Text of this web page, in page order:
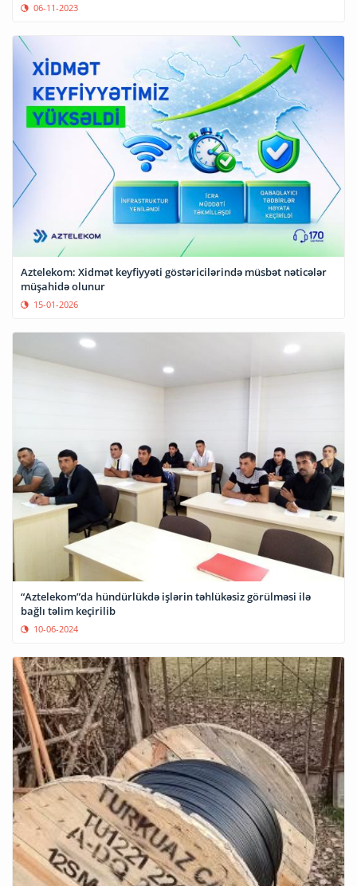
06-11-2023
Aztelekom: Xidmət keyfiyyəti göstəricilərində müsbət nəticələr
müşahidə olunur
15-01-2026
“Aztelekom”da hündürlükdə işlərin təhlükəsiz görülməsi ilə
10-06-2024